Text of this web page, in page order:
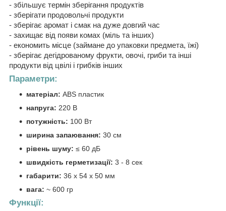
- збільшує термін зберігання продуктів
- зберігати продовольчі продукти
- зберігає аромат і смак на дуже довгий час
- захищає від появи комах (міль та інших)
- економить місце (займане до упаковки предмета, їжі)
- зберігає дегідрованому фрукти, овочі, гриби та інші
продукти від цвілі і грибків інших
Параметри:
матеріал: ABS пластик
напруга: 220 В
потужність: 100 Вт
ширина запаювання: 30 см
рівень шуму: ≤ 60 дБ
швидкість герметизації: 3 - 8 сек
габарити: 36 х 54 х 50 мм
вага: ~ 600 гр
Функції: